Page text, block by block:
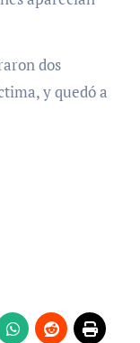
dos
y quedó a